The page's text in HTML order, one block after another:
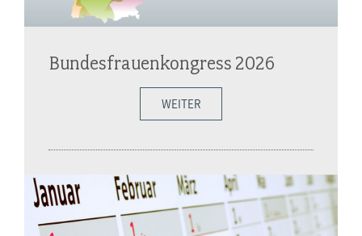
Bundesfrauenkongress 2026
WEITER